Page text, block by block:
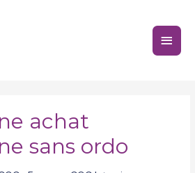
Main
achat
sans ordo